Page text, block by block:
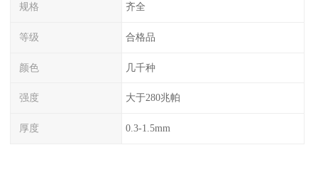
规格 齐全
等级 合格品
颜色 几千种
强度 大于280兆帕
厚度 0.3-1.5mm